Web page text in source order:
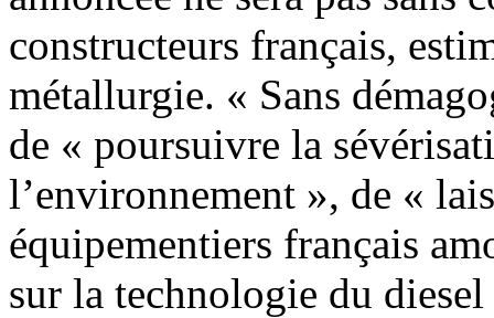
constructeurs français,
métallurgie. « Sans
de « poursuivre la
l’environnement », de «
équipementiers français
sur la technologie du